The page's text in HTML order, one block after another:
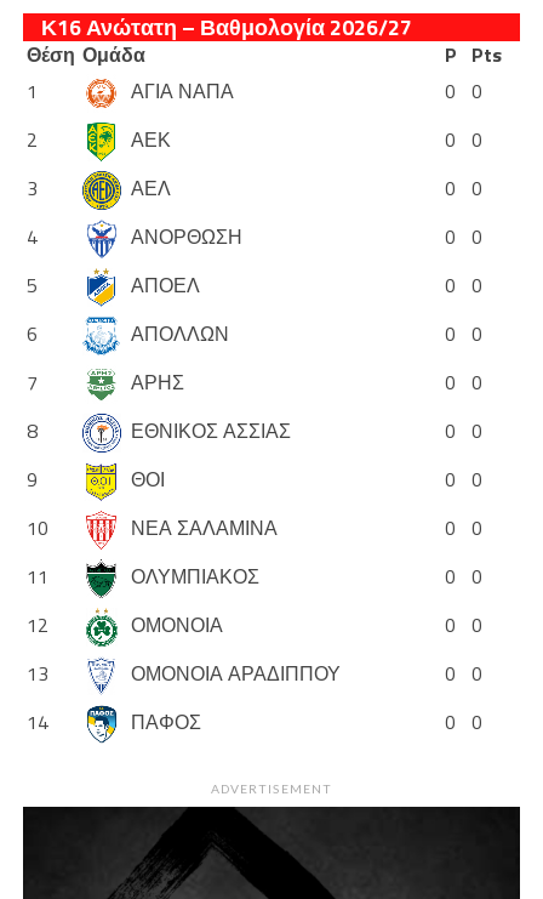
Κ16 Ανώτατη – Βαθμολογία 2026/27
Θέση Ομάδα P Pts
1
ΑΓΙΑ ΝΑΠΑ 0 0
2
ΑΕΚ 0 0
3
ΑΕΛ 0 0
4
ΑΝΟΡΘΩΣΗ 0 0
5
ΑΠΟΕΛ 0 0
6
ΑΠΟΛΛΩΝ 0 0
7
ΑΡΗΣ 0 0
8
ΕΘΝΙΚΟΣ ΑΣΣΙΑΣ 0 0
9
ΘΟΙ 0 0
10
ΝΕΑ ΣΑΛΑΜΙΝΑ 0 0
11
ΟΛΥΜΠΙΑΚΟΣ 0 0
12
ΟΜΟΝΟΙΑ 0 0
13
ΟΜΟΝΟΙΑ ΑΡΑΔΙΠΠΟΥ 0 0
14
ΠΑΦΟΣ 0 0
ADVERTISEMENT